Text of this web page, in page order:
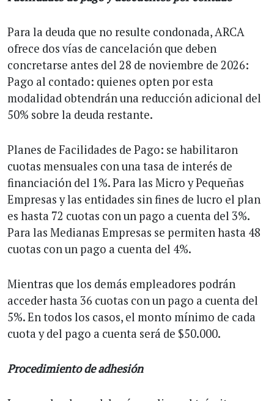
Para la deuda que no resulte condonada, ARCA
ofrece dos vías de cancelación que deben
concretarse antes del 28 de noviembre de 2026:
Pago al contado: quienes opten por esta
modalidad obtendrán una reducción adicional del
50% sobre la deuda restante.
Planes de Facilidades de Pago: se habilitaron
cuotas mensuales con una tasa de interés de
financiación del 1%. Para las Micro y Pequeñas
Empresas y las entidades sin fines de lucro el plan
es hasta 72 cuotas con un pago a cuenta del 3%.
Para las Medianas Empresas se permiten hasta 48
cuotas con un pago a cuenta del 4%.
Mientras que los demás empleadores podrán
acceder hasta 36 cuotas con un pago a cuenta del
5%. En todos los casos, el monto mínimo de cada
cuota y del pago a cuenta será de $50.000.
Procedimiento de adhesión